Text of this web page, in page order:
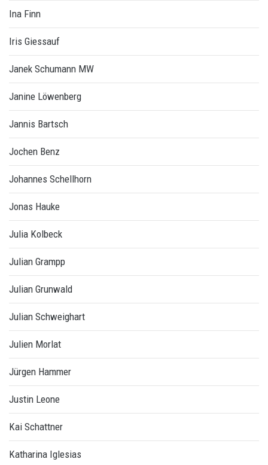
Ina Finn
Iris Giessauf
Janek Schumann MW
Janine Löwenberg
Jannis Bartsch
Jochen Benz
Johannes Schellhorn
Jonas Hauke
Julia Kolbeck
Julian Grampp
Julian Grunwald
Julian Schweighart
Julien Morlat
Jürgen Hammer
Justin Leone
Kai Schattner
Katharina Iglesias